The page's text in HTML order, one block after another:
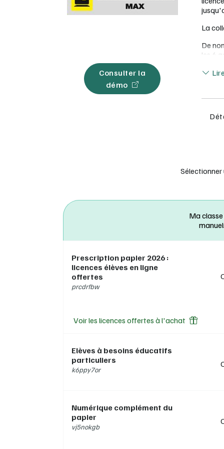
Consulter la
démo
La
De
les 6
Les
Ma
Prescription papier 2026 :
licences élèves en ligne
offertes
prcdrfbw
Voir les licences offertes à l'achat
Elèves à besoins éducatifs
particuliers
k6ppy7or
Numérique complément du
papier
vj5nokgb